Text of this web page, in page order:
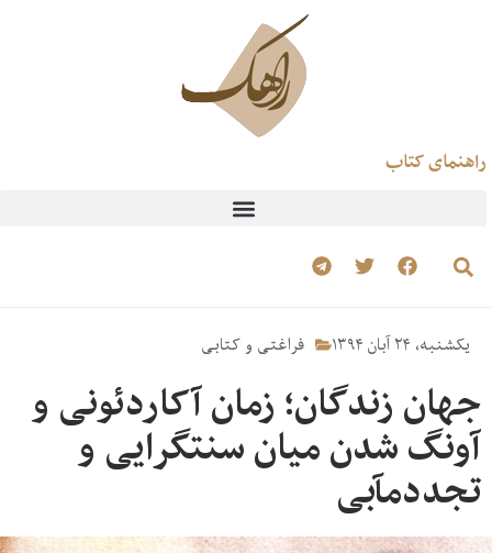
راهنمای کتاب
یکشنبه، ۲۴ آبان ۱۳۹۴ فراغتی و کتابی
جهان زندگان؛ زمان آکاردئونی و
آونگ شدن میان سنتگرایی و
تجددمآبی